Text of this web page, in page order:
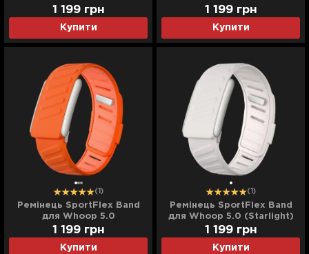
Gray)
Купити
1 199 грн
Blue/Light Blue)
Купити
1 199 грн
(1)
Ремінець SportFlex Band
для Whoop 5.0
(Orange/Light Orange)
Купити
1 199 грн
(1)
Ремінець SportFlex Band
для Whoop 5.0 (Starlight)
Купити
1 199 грн